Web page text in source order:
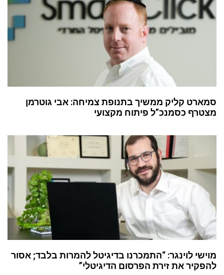
סמארט קליק ממשיך בתנופת צמיחה: אבי גוטרמן
מצטרף כסמנכ”ל פיתוח מקצועי
מוישי לוינגר: “התמכרנו בדיגיטל להמרות בלבד; אסור
להפקיר את זירת הפרסום הדיגיטלי”